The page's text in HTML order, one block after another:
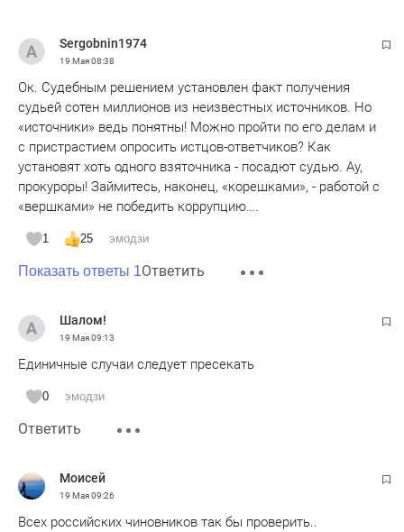
Sergobnin1974
19 Мая08:38
Ок. Судебным решением установлен факт получения
судьей сотен миллионов из неизвестных источников. Но
«источники» ведь понятны! Можно пройти по его делам и
с пристрастием опросить истцов-ответчиков? Как
установят хоть одного взяточника - посадют судью. Ау,
прокуроры! Займитесь, наконец, «корешками», - работой с
«вершками» не победить коррупцию….
1 25 эмодзи
Показать ответы 1Ответить
Шалом!
19 Мая09:13
Единичные случаи следует пресекать
0 эмодзи
Ответить
Moисeй
19 Мая09:26
Всех российских чиновников так бы проверить..